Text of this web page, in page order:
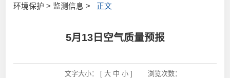
环境保护 > 监测信息 >
正文
5月13日空气质量预报
文字大小： [ 大 中 小] 浏览次数：